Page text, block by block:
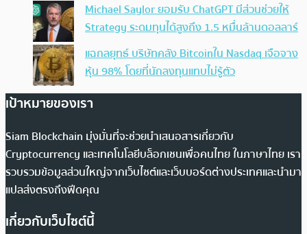
Michael Saylor ยอมรับ ChatGPT มีส่วนช่วยให้
Strategy ระดมทุนได้สูงถึง 1.5 หมื่นล้านดอลลาร์
แฉกลยุทธ์ บริษัทคลัง Bitcoinใน Nasdaq เจือจาง
หุ้น 98% โดยที่นักลงทุนแทบไม่รู้ตัว
เป้าหมายของเรา
Siam Blockchain มุ่งมั่นที่จะช่วยนำเสนอสารเกี่ยวกับ
Cryptocurrency และเทคโนโลยีบล็อกเชนเพื่อคนไทย ในภาษาไทย เรา
รวบรวมข้อมูลส่วนใหญ่จากเว็บไซต์และเว็บบอร์ดต่างประเทศและนำมา
แปลส่งตรงถึงฟีดคุณ
เกี่ยวกับเว็บไซต์นี้